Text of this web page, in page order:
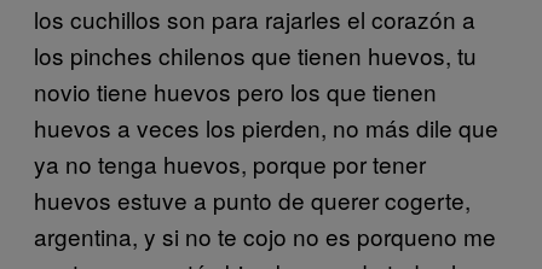
los cuchillos son para rajarles el corazón a
los pinches chilenos que tienen huevos, tu
novio tiene huevos pero los que tienen
huevos a veces los pierden, no más dile que
ya no tenga huevos, porque por tener
huevos estuve a punto de querer cogerte,
argentina, y si no te cojo no es porqueno me